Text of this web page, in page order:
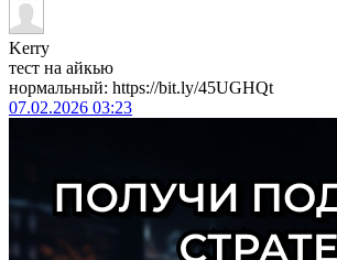
Kerry
тест на айкью
нормальный: https://bit.ly/45UGHQt
07.02.2026 03:23